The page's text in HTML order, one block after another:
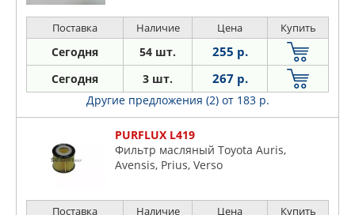
Поставка Наличие Цена Купить
Сегодня 54 шт. 255 р.
Сегодня 3 шт. 267 р.
Другие предложения (2) от 183 р.
PURFLUX L419
Фильтр масляный Toyota Auris,
Avensis, Prius, Verso
Поставка Наличие Цена Купить